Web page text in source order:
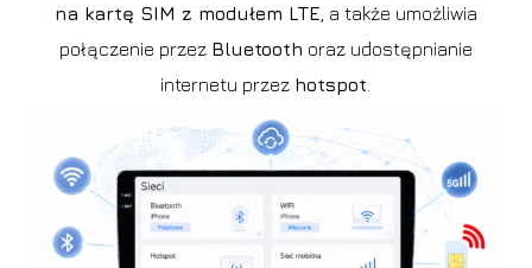
na kartę SIM z modułem LTE , a także umożliwia
połączenie przez Bluetooth oraz udostępnianie
internetu przez hotspot